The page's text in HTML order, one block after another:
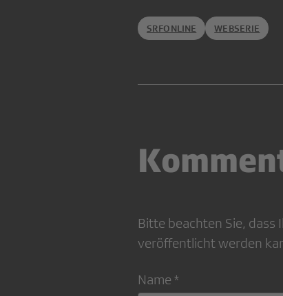
SRFONLINE WEBSERIE
Bitte beachten Sie, dass
veröffentlicht werden
Name *